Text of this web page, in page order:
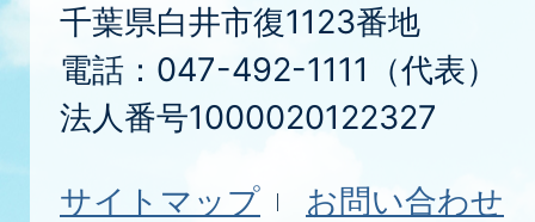
千葉県白井市復1123番地
電話：047-492-1111（代表）
法人番号1000020122327
サイトマップ
お問い合わせ